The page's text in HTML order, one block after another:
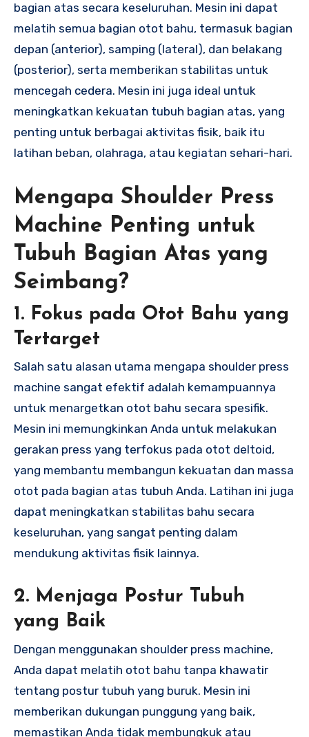
bagian atas secara keseluruhan. Mesin ini dapat
melatih semua bagian otot bahu, termasuk bagian
depan (anterior), samping (lateral), dan belakang
(posterior), serta memberikan stabilitas untuk
mencegah cedera. Mesin ini juga ideal untuk
meningkatkan kekuatan tubuh bagian atas, yang
penting untuk berbagai aktivitas fisik, baik itu
latihan beban, olahraga, atau kegiatan sehari-hari.
Mengapa Shoulder Press
Machine Penting untuk
Tubuh Bagian Atas yang
Seimbang?
1. Fokus pada Otot Bahu yang
Tertarget
Salah satu alasan utama mengapa shoulder press
machine sangat efektif adalah kemampuannya
untuk menargetkan otot bahu secara spesifik.
Mesin ini memungkinkan Anda untuk melakukan
gerakan press yang terfokus pada otot deltoid,
yang membantu membangun kekuatan dan massa
otot pada bagian atas tubuh Anda. Latihan ini juga
dapat meningkatkan stabilitas bahu secara
keseluruhan, yang sangat penting dalam
mendukung aktivitas fisik lainnya.
2. Menjaga Postur Tubuh
yang Baik
Dengan menggunakan shoulder press machine,
Anda dapat melatih otot bahu tanpa khawatir
tentang postur tubuh yang buruk. Mesin ini
memberikan dukungan punggung yang baik,
memastikan Anda tidak membungkuk atau